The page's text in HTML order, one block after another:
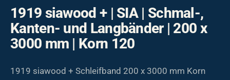
1919 siawood + | SIA | Schmal-,
Kanten- und Langbänder | 200 x
3000 mm | Korn 120
1919 siawood + Schleifband 200 x 3000 mm Korn